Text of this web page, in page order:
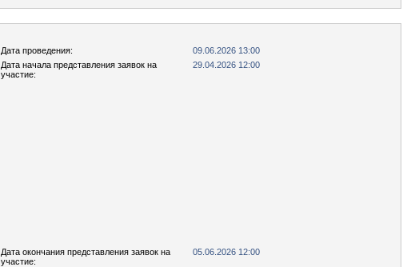
Дата проведения:
09.06.2026 13:00
Дата начала представления заявок на
участие:
29.04.2026 12:00
Дата окончания представления заявок на
участие:
05.06.2026 12:00